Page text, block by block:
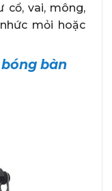
cổ, vai, mông,
mỏi hoặc
bàn